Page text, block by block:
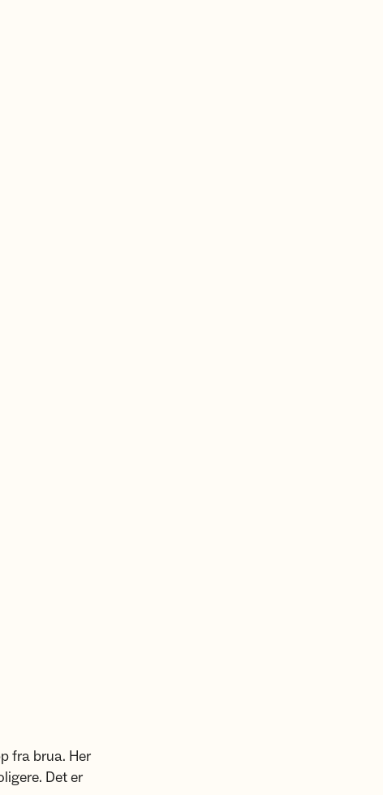
fra brua. Her
Det er